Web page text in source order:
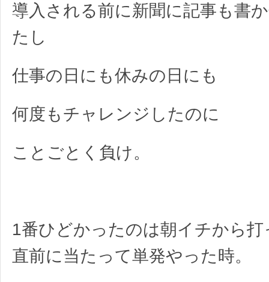
導入される前に新聞に記事も書
たし
仕事の日にも休みの日にも
何度もチャレンジしたのに
ことごとく負け。
1番ひどかったのは朝イチから
直前に当たって単発やった時。